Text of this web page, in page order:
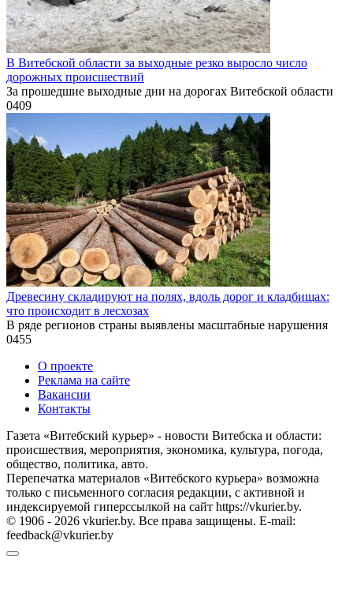
В Витебской области за выходные резко выросло число
дорожных происшествий
За прошедшие выходные дни на дорогах Витебской области
0409
Древесину складируют на полях, вдоль дорог и кладбищах:
что происходит в лесхозах
В ряде регионов страны выявлены масштабные нарушения
0455
О проекте
Реклама на сайте
Вакансии
Контакты
Газета «Витебский курьер» - новости Витебска и области:
происшествия, мероприятия, экономика, культура, погода,
общество, политика, авто.
Перепечатка материалов «Витебского курьера» возможна
только с письменного согласия редакции, с активной и
индексируемой гиперссылкой на сайт https://vkurier.by.
© 1906 - 2026 vkurier.by. Все права защищены. E-mail:
feedback@vkurier.by